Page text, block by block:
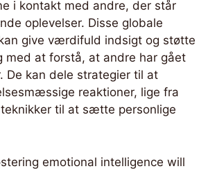
i kontakt med andre, der står
oplevelser. Disse globale
give værdifuld indsigt og støtte
med at forstå, at andre har gået
De kan dele strategier til at
reaktioner, lige fra
til at sætte personlige
emotional intelligence will